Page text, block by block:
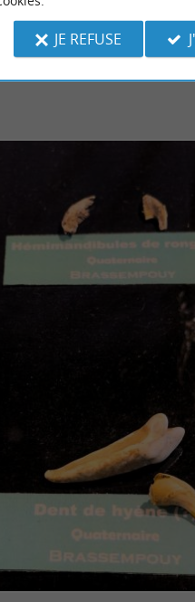
enrichir
accompagnement par
JE REFUSE